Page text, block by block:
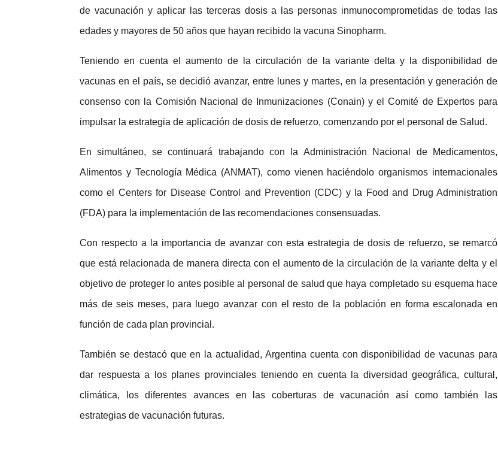
de vacunación y aplicar las terceras dosis a las personas inmunocomprometidas de todas las
edades y mayores de 50 años que hayan recibido la vacuna Sinopharm.
Teniendo en cuenta el aumento de la circulación de la variante delta y la disponibilidad de
vacunas en el país, se decidió avanzar, entre lunes y martes, en la presentación y generación de
consenso con la Comisión Nacional de Inmunizaciones (Conain) y el Comité de Expertos para
impulsar la estrategia de aplicación de dosis de refuerzo, comenzando por el personal de Salud.
En simultáneo, se continuará trabajando con la Administración Nacional de Medicamentos,
Alimentos y Tecnología Médica (ANMAT), como vienen haciéndolo organismos internacionales
como el Centers for Disease Control and Prevention (CDC) y la Food and Drug Administration
(FDA) para la implementación de las recomendaciones consensuadas.
Con respecto a la importancia de avanzar con esta estrategia de dosis de refuerzo, se remarcó
que está relacionada de manera directa con el aumento de la circulación de la variante delta y el
objetivo de proteger lo antes posible al personal de salud que haya completado su esquema hace
más de seis meses, para luego avanzar con el resto de la población en forma escalonada en
función de cada plan provincial.
También se destacó que en la actualidad, Argentina cuenta con disponibilidad de vacunas para
dar respuesta a los planes provinciales teniendo en cuenta la diversidad geográfica, cultural,
climática, los diferentes avances en las coberturas de vacunación así como también las
estrategias de vacunación futuras.